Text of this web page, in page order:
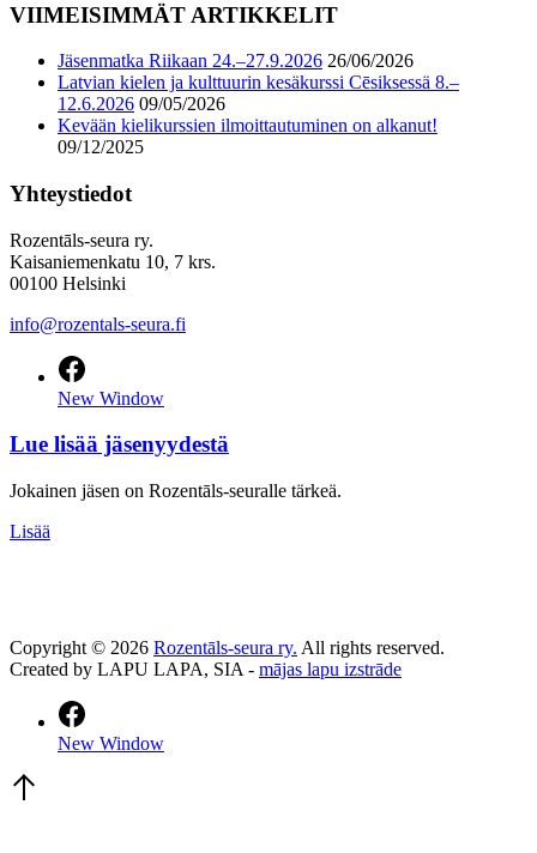
VIIMEISIMMÄT ARTIKKELIT
Jäsenmatka Riikaan 24.–27.9.2026 26/06/2026
Latvian kielen ja kulttuurin kesäkurssi Cēsiksessä 8.–
12.6.2026 09/05/2026
Kevään kielikurssien ilmoittautuminen on alkanut!
09/12/2025
Yhteystiedot
Rozentāls-seura ry.
Kaisaniemenkatu 10, 7 krs.
00100 Helsinki
info@rozentals-seura.fi
New Window
Lue lisää jäsenyydestä
Jokainen jäsen on Rozentāls-seuralle tärkeä.
Lisää
Copyright © 2026 Rozentāls-seura ry. All rights reserved.
Created by LAPU LAPA, SIA - mājas lapu izstrāde
New Window